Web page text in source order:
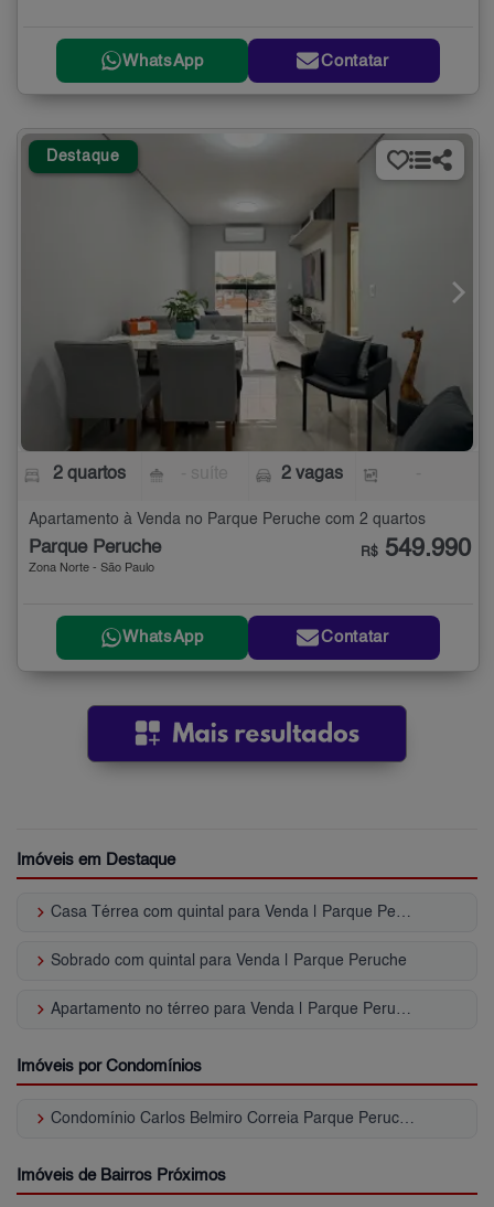
WhatsApp Contatar
Destaque
2 quartos 2 vagas
Apartamento à Venda no Parque Peruche com 2 quartos
Parque Peruche
Zona Norte - São Paulo
R$ 549.990
WhatsApp Contatar
Imóveis em Destaque
keyboard_arrow_right
keyboard_arrow_right Sobrado com quintal para Venda | Parque Peruche
keyboard_arrow_right
Imóveis por Condomínios
keyboard_arrow_right
Imóveis de Bairros Próximos